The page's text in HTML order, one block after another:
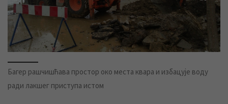
Багер рашчишћава простор око места квара и избацује воду
ради лакшег приступа истом